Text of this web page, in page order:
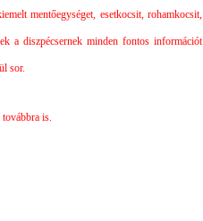
mentőegységet, esetkocsit, rohamkocsit,
a diszpécsernek minden fontos információt
sor.
továbbra is.